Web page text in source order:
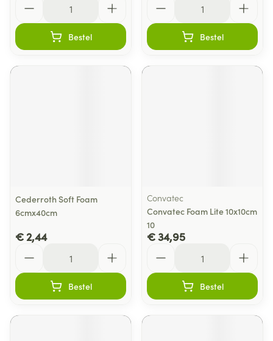
Bestel Bestel
Cederroth Soft Foam
6cmx40cm
€ 2,44
Bestel
Convatec
Convatec Foam Lite 10x10cm
10
€ 34,95
Bestel